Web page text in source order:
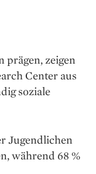
prägen, zeigen
Center aus
soziale
Jugendlichen
während 68 %